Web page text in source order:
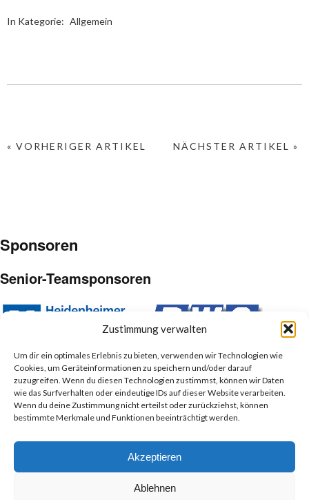
Zustimmung verwalten
Um dir ein optimales Erlebnis zu bieten, verwenden wir Technologien wie
Cookies, um Geräteinformationen zu speichern und/oder darauf
zuzugreifen. Wenn du diesen Technologien zustimmst, können wir Daten
wie das Surfverhalten oder eindeutige IDs auf dieser Website verarbeiten.
Wenn du deine Zustimmung nicht erteilst oder zurückziehst, können
bestimmte Merkmale und Funktionen beeinträchtigt werden.
Akzeptieren
Ablehnen
In Kategorie: Allgemein
NÄCHSTER ARTIKEL »
« VORHERIGER ARTIKEL
Sponsoren
Senior-Teamsponsoren
Junior-Teamsponsoren